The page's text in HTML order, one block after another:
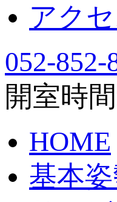
アク
052-852-
開室時
HOME
基本